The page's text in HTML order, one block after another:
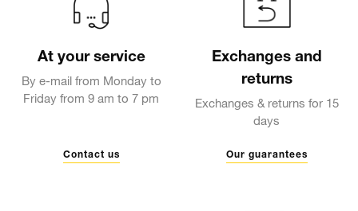
At your service
By e-mail from Monday to
Friday from 9 am to 7 pm
Contact us
Exchanges and
returns
Exchanges & returns for 15
days
Our guarantees